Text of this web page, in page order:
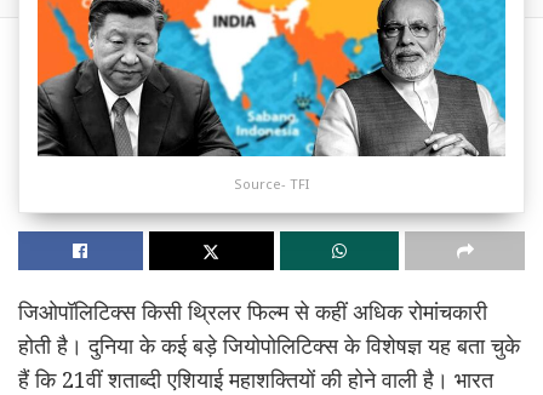
Source- TFI
जिओपॉलिटिक्स किसी थ्रिलर फिल्म से कहीं अधिक रोमांचकारी
होती है। दुनिया के कई बड़े जियोपोलिटिक्स के विशेषज्ञ यह बता चुके
हैं कि 21वीं शताब्दी एशियाई महाशक्तियों की होने वाली है। भारत